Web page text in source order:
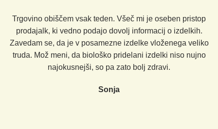
Trgovino obiščem vsak teden. Všeč mi je oseben pristop
prodajalk, ki vedno podajo dovolj informacij o izdelkih.
Zavedam se, da je v posamezne izdelke vloženega veliko
truda. Mož meni, da biološko pridelani izdelki niso nujno
najokusnejši, so pa zato bolj zdravi.
Sonja